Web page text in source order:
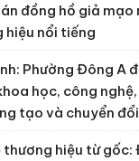
đồng hồ giả mạo
hiệu nổi tiếng
Phường Đông A
học, công
tạo và chuyển
thương hiệu từ gốc: